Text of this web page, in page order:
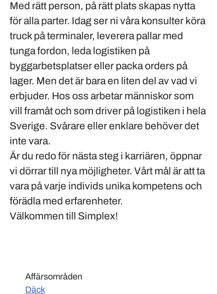
Med rätt person, på rätt plats skapas nytta
för alla parter. Idag ser ni våra konsulter köra
truck på terminaler, leverera pallar med
tunga fordon, leda logistiken på
byggarbetsplatser eller packa orders på
lager. Men det är bara en liten del av vad vi
erbjuder. Hos oss arbetar människor som
vill framåt och som driver på logistiken i hela
Sverige. Svårare eller enklare behöver det
inte vara.
Är du redo för nästa steg i karriären, öppnar
vi dörrar till nya möjligheter. Vårt mål är att ta
vara på varje individs unika kompetens och
förädla med erfarenheter.
Välkommen till Simplex!
Affärsområden
Däck